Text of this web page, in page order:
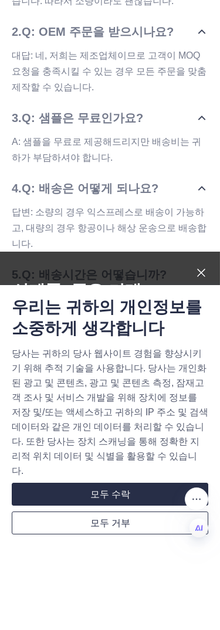
2.Q: OEM 주문을 받으시나요?
대답: 네, 저희는 제조업체이므로 고객이 MOQ
요청을 충족시킬 수 있는 경우 모든 주문을 맞춤
제작할 수 있습니다.
3.Q: 샘플은 무료인가요?
A: 샘플을 무료로 제공해드리지만 배송비는 귀
하가 부담하셔야 합니다.
4.Q: 배송은 어떻게 되나요?
답변: 소량의 경우 익스프레스로 배송이 가능하
고, 대량의 경우 항공이나 해상 운송으로 배송합
니다.
5.Q: 배송시간은 어떻습니까?
답변: 재고가 있는 상품은 3일 이내에 수령할 수
있으며, OEM 주문의 경우 샘플을 확인한 후 2주
가 필요합니다.
6. 우리만의 시장 위치가 있다면 지
원을 받을 수 있나요?
답변: 귀사의 시장 수요에 대한 자세한 사항을
알려주시면, 논의하여 유용한 제안을 해드리고
귀사에 가장 적합한 솔루션을 찾도록 하겠습니
다.
루안 리보 종이 제품 포장 주식회사
신제품, 좋은 거래.
Submit now
Name
Company
Mail
우리는 귀하의 개인정보를
소중하게 생각합니다
당사는 귀하의 당사 웹사이트 경험을 향상시키
기 위해 추적 기술을 사용합니다. 당사는 개인화
된 광고 및 콘텐츠, 광고 및 콘텐츠 측정, 잠재고
객 조사 및 서비스 개발을 위해 장치에 정보를
저장 및/또는 액세스하고 귀하의 IP 주소 및 검색
데이터와 같은 개인 데이터를 처리할 수 있습니
다. 또한 당사는 장치 스캐닝을 통해 정확한 지
리적 위치 데이터 및 식별을 활용할 수 있습니
다.
모두 수락
모두 거부